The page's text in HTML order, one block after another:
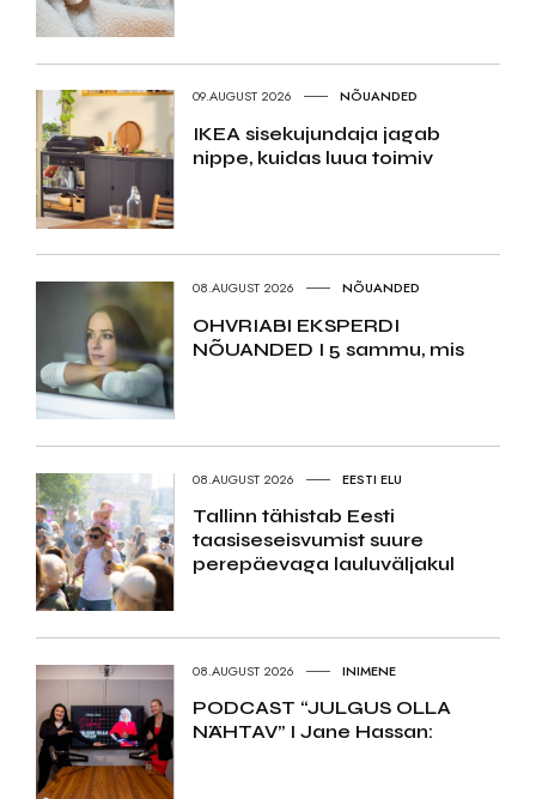
09.AUGUST 2026 NÕUANDED
IKEA sisekujundaja jagab
nippe, kuidas luua toimiv
08.AUGUST 2026 NÕUANDED
OHVRIABI EKSPERDI
NÕUANDED I 5 sammu, mis
08.AUGUST 2026 EESTI ELU
Tallinn tähistab Eesti
taasiseseisvumist suure
perepäevaga lauluväljakul
08.AUGUST 2026 INIMENE
PODCAST “JULGUS OLLA
NÄHTAV” I Jane Hassan: